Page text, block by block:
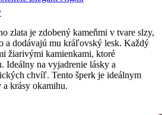
zlata je zdobený kameňmi v tvare slzy,
a dodávajú mu kráľovský lesk. Každý
žiarivými kamienkami, ktoré
Ideálny na vyjadrenie lásky a
chvíľ. Tento šperk je ideálnym
krásy okamihu.